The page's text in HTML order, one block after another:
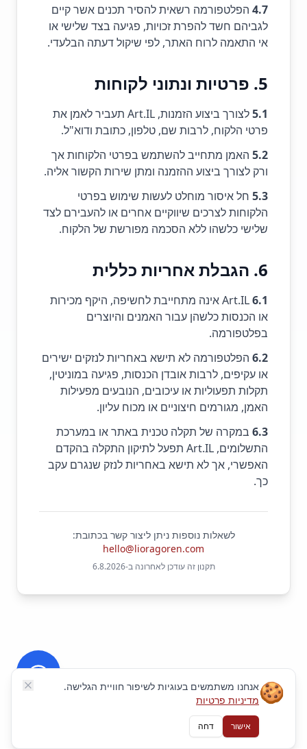
4.7 הפלטפורמה רשאית להסיר תכנים אשר קיים
לגביהם חשד להפרת זכויות, פגיעה בצד שלישי או
אי התאמה לרוח האתר, לפי שיקול דעתה הבלעדי.
5. פרטיות ונתוני לקוחות
5.1
לצורך ביצוע הזמנות, Art.IL תעביר לאמן את
פרטי הלקוח, לרבות שם, טלפון, כתובת ודוא"ל.
5.2 האמן מתחייב להשתמש בפרטי הלקוחות אך
ורק לצורך ביצוע ההזמנה ומתן שירות הקשור אליה.
5.3 חל איסור מוחלט לעשות שימוש בפרטי
הלקוחות לצרכים שיווקיים אחרים או להעבירם לצד
שלישי כלשהו ללא הסכמה מפורשת של הלקוח.
6. הגבלת אחריות כללית
6.1
Art.IL אינה מתחייבת לחשיפה, היקף מכירות
או הכנסות כלשהן עבור האמנים והיוצרים
בפלטפורמה.
6.2 הפלטפורמה לא תישא באחריות לנזקים ישירים
או עקיפים, לרבות אובדן הכנסות, פגיעה במוניטין,
תקלות תפעוליות או עיכובים, הנובעים מפעילות
האמן, מגורמים חיצוניים או מכוח עליון.
6.3 במקרה של תקלה טכנית באתר או במערכת
התשלומים, Art.IL תפעל לתיקון התקלה בהקדם
האפשרי, אך לא תישא באחריות לנזק שנגרם עקב
כך.
לשאלות נוספות ניתן ליצור קשר בכתובת:
hello@lioragoren.com
תקנון זה עודכן לאחרונה ב-6.8.2026
🍪אנחנו משתמשים בעוגיות לשיפור חוויית הגלישה.
מדיניות פרטיות
אישור דחה